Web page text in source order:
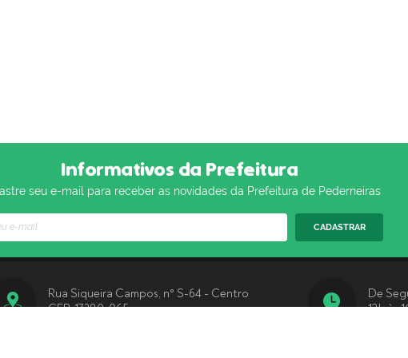
Informativos da Prefeitura
seu e-mail para receber as novidades da Prefeitura de Pederneiras
CADASTRAR
Rua Siqueira Campos, n° S-64 - Centro
CEP: 17280-065
De
13h às